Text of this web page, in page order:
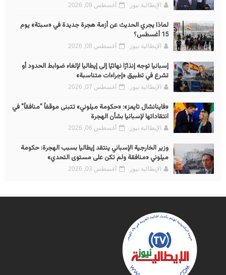
الإيطالية نيوز أغسطس 09, 2026
لماذا يجري الحديث عن أزمة هجرة جديدة في «سبتة» يوم
15 أغسطس؟
الإيطالية نيوز أغسطس 08, 2026
إسبانيا توجه إنذارًا نهائيًا إلى إيطاليا لإلغاء ضوابط الحدود أو
تشرع في تطبيق «إجراءات متناسبة»
الإيطالية نيوز أغسطس 07, 2026
«فاينانشال تايمز»: «حكومة ميلوني» تتبنى موقفاً "منافقاً" في
انتقاداتها لإسبانيا بشأن الهجرة
الإيطالية نيوز أغسطس 06, 2026
وزير الخارجية الإسباني ينتقد إيطاليا بسبب الهجرة: حكومة
ميلوني «منافقة ولم تكن على مستوى التحدي»
الإيطالية نيوز أغسطس 03, 2026